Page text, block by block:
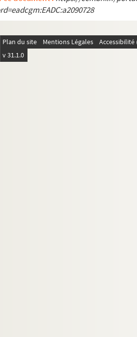
Plan du site Mentions Légales
v 31.1.0